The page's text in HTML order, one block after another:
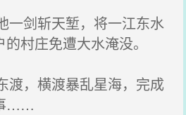
剑斩天堑，将一江东水
村庄免遭大水淹没。
，横渡暴乱星海，完成
……